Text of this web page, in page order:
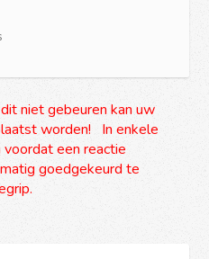
niet gebeuren kan uw
worden! In enkele
een reactie
goedgekeurd te